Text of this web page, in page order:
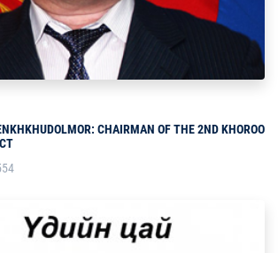
CHAIRMAN OF THE 2ND KHOROO